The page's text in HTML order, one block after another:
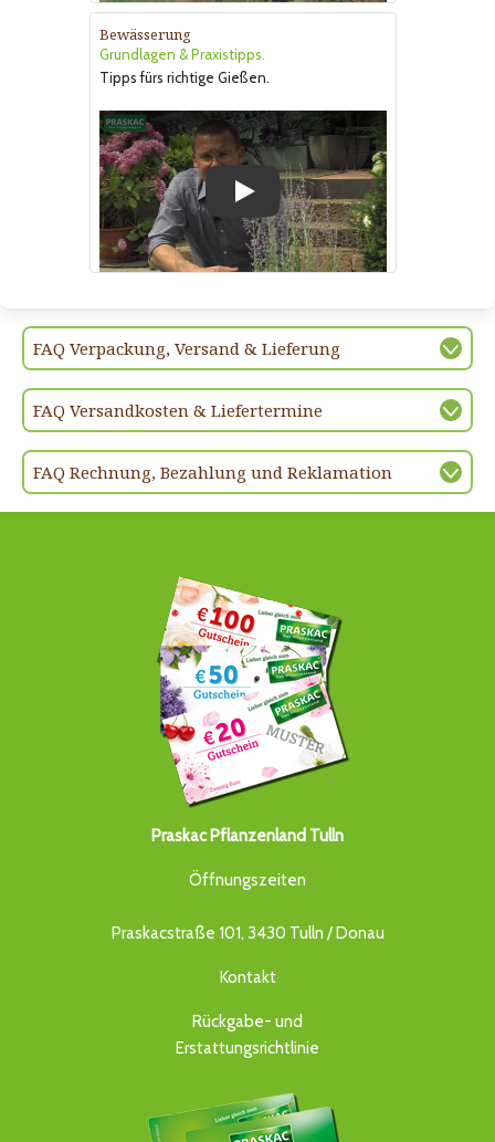
Bewässerung
Grundlagen & Praxistipps.
Tipps fürs richtige Gießen.
Play
FAQ Verpackung, Versand & Lieferung
FAQ Versandkosten & Liefertermine
FAQ Rechnung, Bezahlung und Reklamation
Praskac Pflanzenland Tulln
Öffnungszeiten
Praskacstraße 101, 3430 Tulln / Donau
Kontakt
Rückgabe- und
Erstattungsrichtlinie